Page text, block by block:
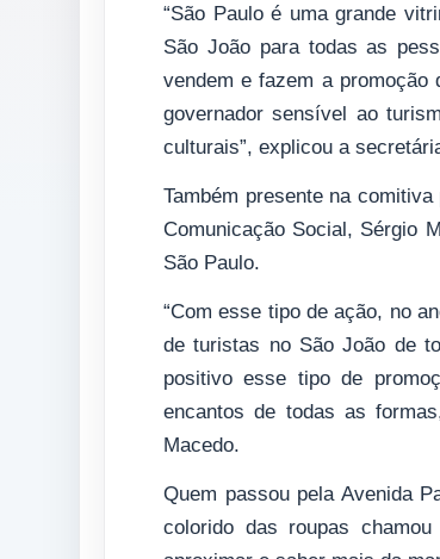
“São Paulo é uma grande
São João para todas as
vendem e fazem a promoção
governador sensível ao
culturais”, explicou a
Também presente na
Comunicação Social, Sérgio
São Paulo.
“Com esse tipo de ação, no
de turistas no São João de
positivo esse tipo de
encantos de todas as
Macedo.
Quem passou pela Avenida
colorido das roupas